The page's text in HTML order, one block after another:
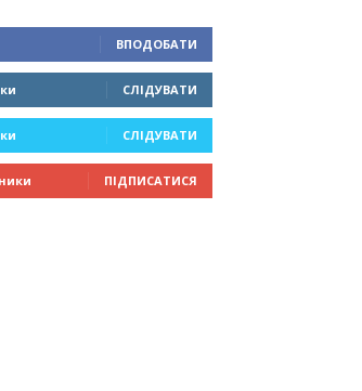
ВПОДОБАТИ
СЛІДУВАТИ
СЛІДУВАТИ
ПІДПИСАТИСЯ